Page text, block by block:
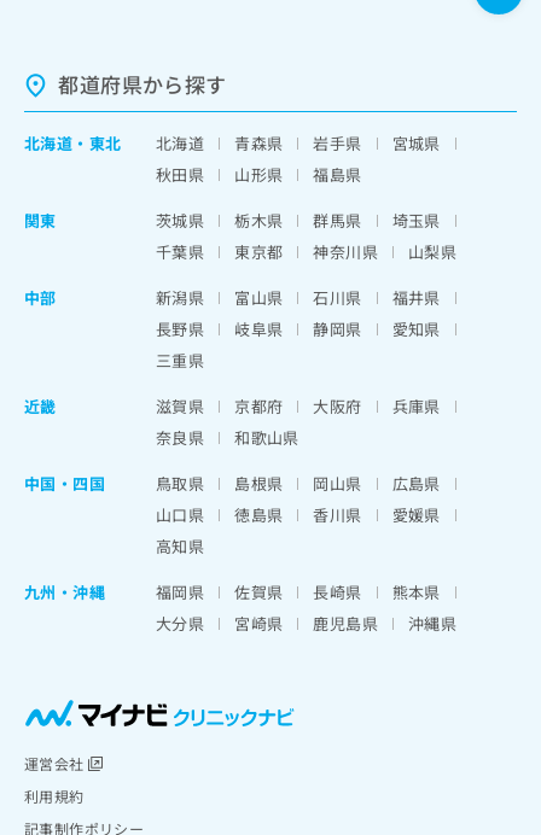
都道府県から探す
北海道 ・ 東北 北海道 青森県 岩手県
宮城県
秋田県
山形県
福島県
関東
茨城県 栃木県 群馬県
埼玉県
千葉県
東京都 神奈川県
山梨県
中部
新潟県 富山県 石川県
福井県
長野県
岐阜県 静岡県
愛知県
三重県
近畿
滋賀県 京都府 大阪府
兵庫県
奈良県
和歌山県
中国・四国
鳥取県 島根県 岡山県
広島県
山口県
徳島県 香川県
愛媛県
高知県
九州・沖縄
福岡県 佐賀県 長崎県
熊本県
大分県
宮崎県 鹿児島県 沖縄県
運営会社
利用規約
記事制作ポリシー